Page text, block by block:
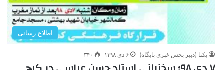
اطلاع رسانی
یکتا (دبیر بخش خبری پایگاه) ۶ دی ۱۳۹۸ ۳۴۰